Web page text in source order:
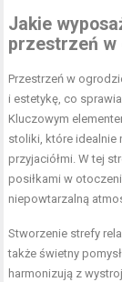
Jakie
przestrzeń w
Przestrzeń w
i estetykę, co
Kluczowym
stoliki, które idealnie
przyjaciółmi. W tej
posiłkami w
niepowtarzalną
Stworzenie strefy
także świetny
harmonizują z